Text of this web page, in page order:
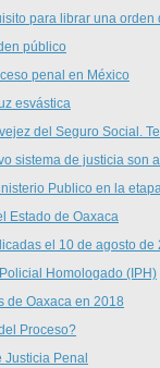
para librar una
público
penal en México
esvástica
del Seguro Social.
sistema de justicia son
Publico en la
Estado de Oaxaca
el 10 de agosto de
Homologado (IPH)
de Oaxaca en 2018
Proceso?
Justicia Penal